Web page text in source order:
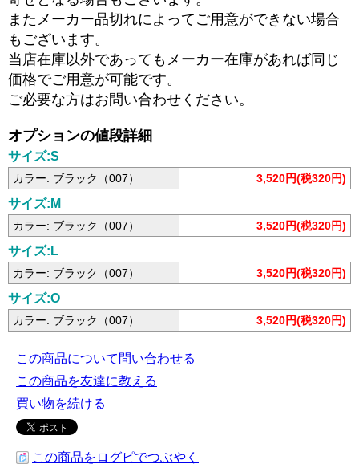
またメーカー品切れによってご用意ができない場合
もございます。
当店在庫以外であってもメーカー在庫があれば同じ
価格でご用意が可能です。
ご必要な方はお問い合わせください。
オプションの値段詳細
サイズ:S
カラー: ブラック（007） 3,520円(税320円)
サイズ:M
カラー: ブラック（007） 3,520円(税320円)
サイズ:L
カラー: ブラック（007） 3,520円(税320円)
サイズ:O
カラー: ブラック（007） 3,520円(税320円)
この商品について問い合わせる
この商品を友達に教える
買い物を続ける
この商品をログピでつぶやく